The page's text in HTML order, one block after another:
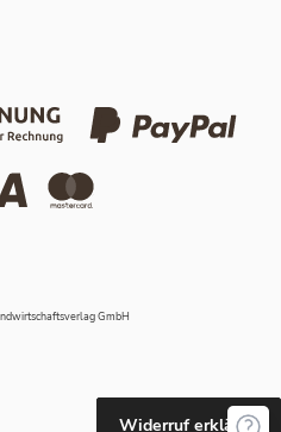
GmbH
Widerruf erklären